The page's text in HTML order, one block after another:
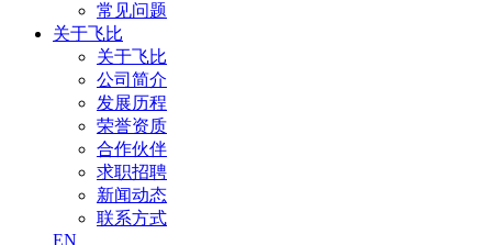
常见问题
关于飞比
关于飞比
公司简介
发展历程
荣誉资质
合作伙伴
求职招聘
新闻动态
联系方式
EN